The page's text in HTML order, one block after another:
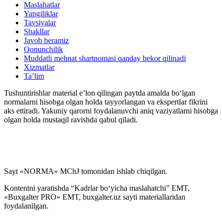
Maslahatlar
Yangiliklar
Tavsiyalar
Shakllar
Javob beramiz
Qonunchilik
Muddatli mehnat shartnomasi qanday bekor qilinadi
Xizmatlar
Ta’lim
Tushuntirishlar material e’lon qilingan paytda amalda boʻlgan
normalarni hisobga olgan holda tayyorlangan va ekspertlar fikrini
aks ettiradi. Yakuniy qarorni foydalanuvchi aniq vaziyatlarni hisobga
olgan holda mustaqil ravishda qabul qiladi.
Sayt «NORMA» MChJ tomonidan ishlab chiqilgan.
Kontentni yaratishda “Kadrlar boʻyicha maslahatchi” EMT,
«Buxgalter PRO» EMT, buxgalter.uz sayti materiallaridan
foydalanilgan.